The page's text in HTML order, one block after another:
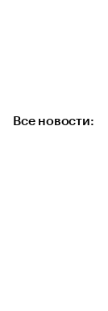
Все новости: